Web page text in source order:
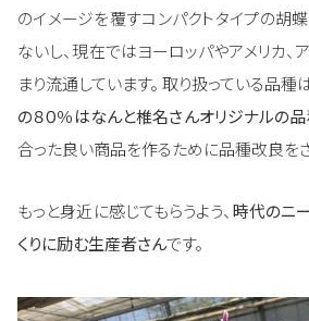
のイメージを覆すコンパクトタイプの胡
ないし、現在ではヨーロッパやアメリカ
まり流通しています。 取り扱っている品種
の８０％はなんと椎名さんオリジナルの
合った良い商品を作るために品種改良を
もっと身近に感じてもらうよう、 時代のニ
くりに励む生産者さんです。